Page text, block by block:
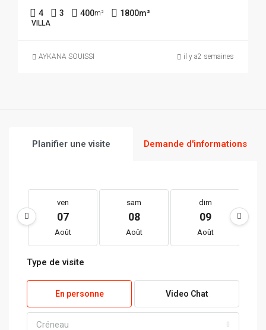
4 3 400m² 1800m²
VILLA
AYKANA SOUISSI il y a2 semaines
Planifier une visite Demande d'informations
ven
07
Août
sam
08
Août
dim
09
Août
Type de visite
En personne Video Chat
Créneau